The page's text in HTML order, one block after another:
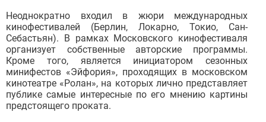
Неоднократно входил в жюри международных
кинофестивалей (Берлин, Локарно, Токио, Сан-
Себастьян). В рамках Московского кинофестиваля
организует собственные авторские программы.
Кроме того, является инициатором сезонных
минифестов «Эйфория», проходящих в московском
кинотеатре «Ролан», на которых лично представляет
публике самые интересные по его мнению картины
предстоящего проката.